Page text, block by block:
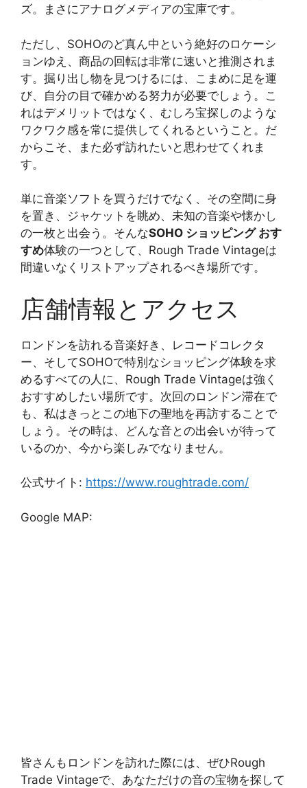
ズ。まさにアナログメディアの宝庫です。
ただし、SOHOのど真ん中という絶好のロケーシ
ョンゆえ、商品の回転は非常に速いと推測されま
す。掘り出し物を見つけるには、こまめに足を運
び、自分の目で確かめる努力が必要でしょう。こ
れはデメリットではなく、むしろ宝探しのような
ワクワク感を常に提供してくれるということ。だ
からこそ、また必ず訪れたいと思わせてくれま
す。
単に音楽ソフトを買うだけでなく、その空間に身
を置き、ジャケットを眺め、未知の音楽や懐かし
の一枚と出会う。そんなSOHO ショッピング おす
すめ体験の一つとして、Rough Trade Vintageは
間違いなくリストアップされるべき場所です。
店舗情報とアクセス
ロンドンを訪れる音楽好き、レコードコレクタ
ー、そしてSOHOで特別なショッピング体験を求
めるすべての人に、Rough Trade Vintageは強く
おすすめしたい場所です。次回のロンドン滞在で
も、私はきっとこの地下の聖地を再訪することで
しょう。その時は、どんな音との出会いが待って
いるのか、今から楽しみでなりません。
公式サイト: https://www.roughtrade.com/
Google MAP:
皆さんもロンドンを訪れた際には、ぜひRough
Trade Vintageで、あなただけの音の宝物を探して